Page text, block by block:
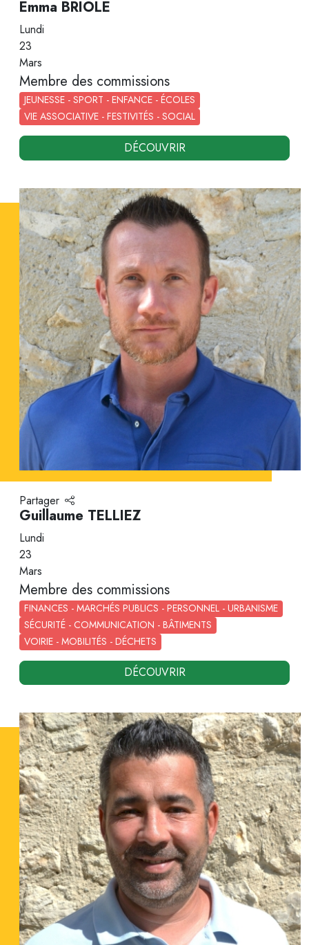
Emma BRIOLE
Lundi
23
Mars
Membre des commissions
JEUNESSE - SPORT - ENFANCE - ÉCOLES
VIE ASSOCIATIVE - FESTIVITÉS - SOCIAL
DÉCOUVRIR
Partager
Guillaume TELLIEZ
Lundi
23
Mars
Membre des commissions
FINANCES - MARCHÉS PUBLICS - PERSONNEL - URBANISME
SÉCURITÉ - COMMUNICATION - BÂTIMENTS
VOIRIE - MOBILITÉS - DÉCHETS
DÉCOUVRIR